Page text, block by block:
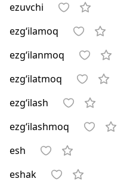
ezuvchi
ezg‘ilamoq
ezg‘ilanmoq
ezg‘ilatmoq
ezg‘ilash
ezg‘ilashmoq
esh
eshak